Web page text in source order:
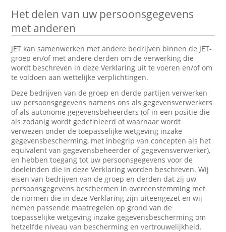
Het delen van uw persoonsgegevens
met anderen
JET kan samenwerken met andere bedrijven binnen de JET-
groep en/of met andere derden om de verwerking die
wordt beschreven in deze Verklaring uit te voeren en/of om
te voldoen aan wettelijke verplichtingen.
Deze bedrijven van de groep en derde partijen verwerken
uw persoonsgegevens namens ons als gegevensverwerkers
of als autonome gegevensbeheerders (of in een positie die
als zodanig wordt gedefinieerd of waarnaar wordt
verwezen onder de toepasselijke wetgeving inzake
gegevensbescherming, met inbegrip van concepten als het
equivalent van gegevensbeheerder of gegevensverwerker),
en hebben toegang tot uw persoonsgegevens voor de
doeleinden die in deze Verklaring worden beschreven. Wij
eisen van bedrijven van de groep en derden dat zij uw
persoonsgegevens beschermen in overeenstemming met
de normen die in deze Verklaring zijn uiteengezet en wij
nemen passende maatregelen op grond van de
toepasselijke wetgeving inzake gegevensbescherming om
hetzelfde niveau van bescherming en vertrouwelijkheid.